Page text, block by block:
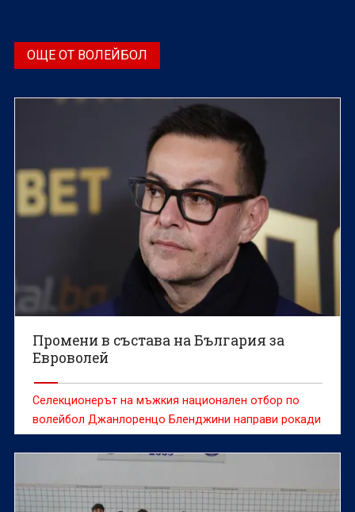
ОЩЕ ОТ ВОЛЕЙБОЛ
Промени в състава на България за
Евроволей
Селекционерът на мъжкия национален отбор по
волейбол Джанлоренцо Бленджини направи рокади
в отбора